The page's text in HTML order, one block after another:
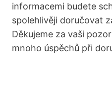
informacemi budete
spolehlivěji doručovat
Děkujeme za vaši
mnoho úspěchů při